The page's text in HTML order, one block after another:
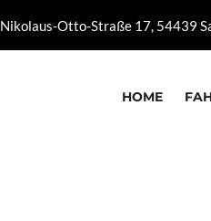
Nikolaus-Otto-Straße 17, 54439
HOME